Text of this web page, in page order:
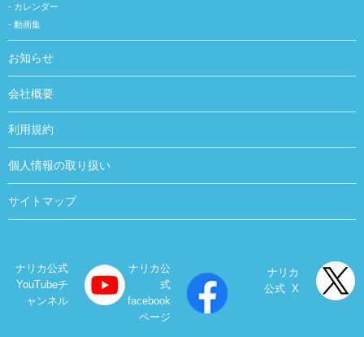
カレンダー
動画集
お知らせ
会社概要
利用規約
個人情報の取り扱い
サイトマップ
ナリカ公式
YouTubeチ
ャンネル
ナリカ公
式
facebook
ページ
ナリカ
公式 X